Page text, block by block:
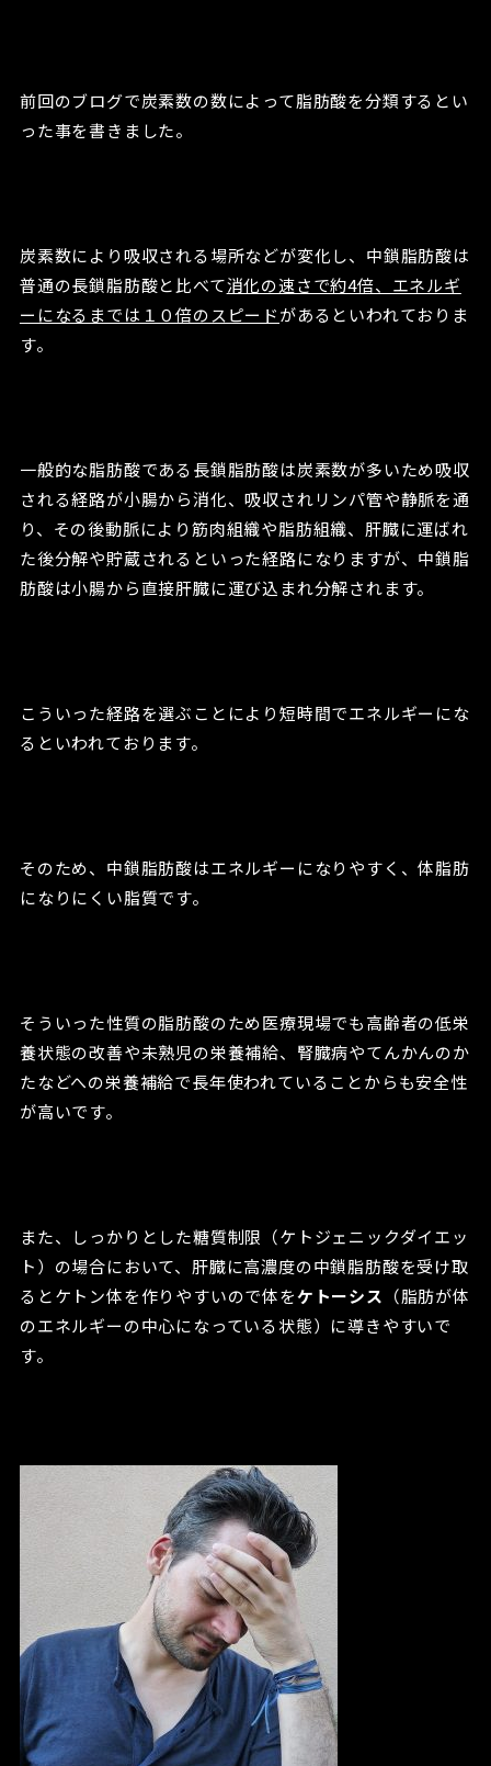
前回のブログで炭素数の数によって脂肪酸を分類するとい
った事を書きました。
炭素数により吸収される場所などが変化し、中鎖脂肪酸は
普通の長鎖脂肪酸と比べて消化の速さで約4倍、エネルギ
ーになるまでは１０倍のスピードがあるといわれておりま
す。
一般的な脂肪酸である長鎖脂肪酸は炭素数が多いため吸収
される経路が小腸から消化、吸収されリンパ管や静脈を通
り、その後動脈により筋肉組織や脂肪組織、肝臓に運ばれ
た後分解や貯蔵されるといった経路になりますが、中鎖脂
肪酸は小腸から直接肝臓に運び込まれ分解されます。
こういった経路を選ぶことにより短時間でエネルギーにな
るといわれております。
そのため、中鎖脂肪酸はエネルギーになりやすく、体脂肪
になりにくい脂質です。
そういった性質の脂肪酸のため医療現場でも高齢者の低栄
養状態の改善や未熟児の栄養補給、腎臓病やてんかんのか
たなどへの栄養補給で長年使われていることからも安全性
が高いです。
また、しっかりとした糖質制限（ケトジェニックダイエッ
ト）の場合において、肝臓に高濃度の中鎖脂肪酸を受け取
るとケトン体を作りやすいので体をケトーシス （脂肪が体
のエネルギーの中心になっている状態）に導きやすいで
す。